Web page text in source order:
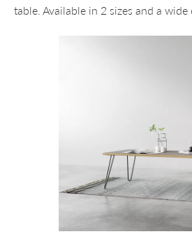
table. Available in 2 sizes and a